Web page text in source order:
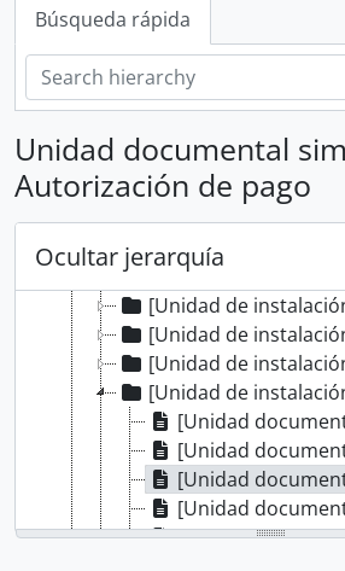
Búsqueda rápida
Unidad documental
Autorización de pago
Ocultar jerarquía
[Colección] JORGE ORTIZ
[Colección] MISCELÁNEA
[Unidad de instalación]
[Unidad de
[Unidad de
[Unidad de
[Unidad de instalación]
[Unidad de
[Unidad de instalación]
[Unidad de
[Unidad de
[Unidad de
[Unidad de
[Unidad de
[Unidad documental
[Unidad documental
[Unidad documental
[Unidad documental
[Unidad documental